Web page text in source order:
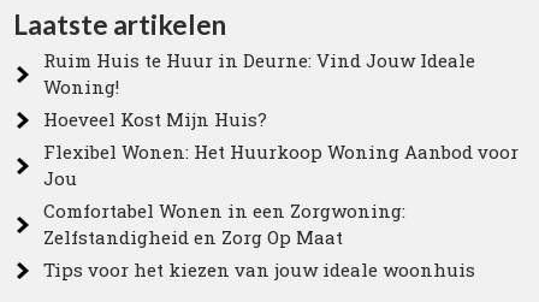
Laatste artikelen
Ruim Huis te Huur in Deurne: Vind Jouw Ideale
Woning!
Hoeveel Kost Mijn Huis?
Flexibel Wonen: Het Huurkoop Woning Aanbod voor
Jou
Comfortabel Wonen in een Zorgwoning:
Zelfstandigheid en Zorg Op Maat
Tips voor het kiezen van jouw ideale woonhuis